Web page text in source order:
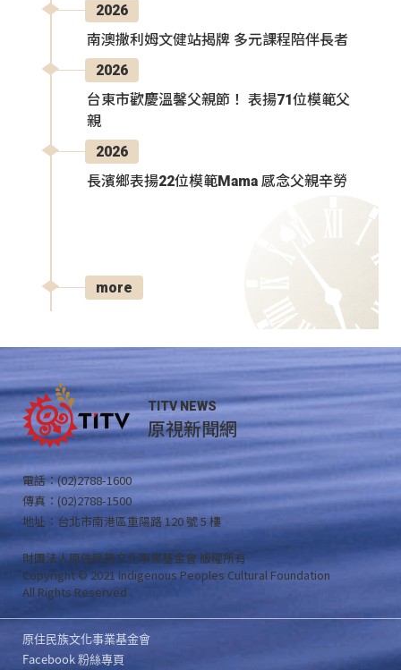
2026
南澳撒利姆文健站揭牌 多元課程陪伴長者
2026
台東市歡慶溫馨父親節！ 表揚71位模範父
親
2026
長濱鄉表揚22位模範Mama 感念父親辛勞
more
TITV NEWS
原視新聞網
電話：(02)2788-1600
傳真：(02)2788-1500
地址：台北市南港區重陽路 120 號 5 樓
財團法人原住民族文化事業基金會 版權所有
Copyright © 2021 Indigenous Peoples Cultural Foundation
All Rights Reserved .
原住民族文化事業基金會
Facebook 粉絲專頁